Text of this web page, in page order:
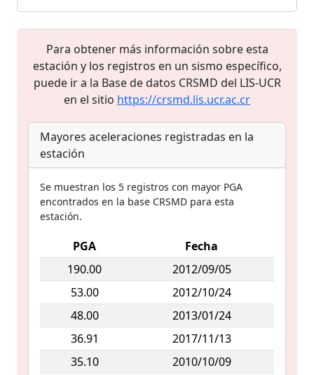
Para obtener más información sobre esta
estación y los registros en un sismo específico,
puede ir a la Base de datos CRSMD del LIS-UCR
en el sitio https://crsmd.lis.ucr.ac.cr
Mayores aceleraciones registradas en la
estación
Se muestran los 5 registros con mayor PGA
encontrados en la base CRSMD para esta
estación.
PGA
Fecha
190.00
2012/09/05
53.00
2012/10/24
48.00
2013/01/24
36.91
2017/11/13
35.10
2010/10/09